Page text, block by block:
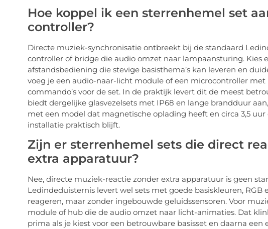
Hoe koppel ik een sterrenhemel set
controller?
Directe muziek-synchronisatie ontbreekt bij de standaard
controller of bridge die audio omzet naar lampaansturing. Kies
afstandsbediening die stevige basisthema’s kan leveren en
voeg je een audio-naar-licht module of een microcontroller
commando’s voor de set. In de praktijk levert dit de meest
biedt dergelijke glasvezelsets met IP68 en lange brandduur
met een model dat magnetische oplading heeft en circa 3,5 uur
installatie praktisch blijft.
Zijn er sterrenhemel sets die direct
extra apparatuur?
Nee, directe muziek-reactie zonder extra apparatuur is geen
Ledindeduisternis levert wel sets met goede basiskleuren, RGB
reageren, maar zonder ingebouwde geluidssensoren. Voor
module of hub die de audio omzet naar licht-animaties. Dat
prima als je kiest voor een betrouwbare basisset en daarna